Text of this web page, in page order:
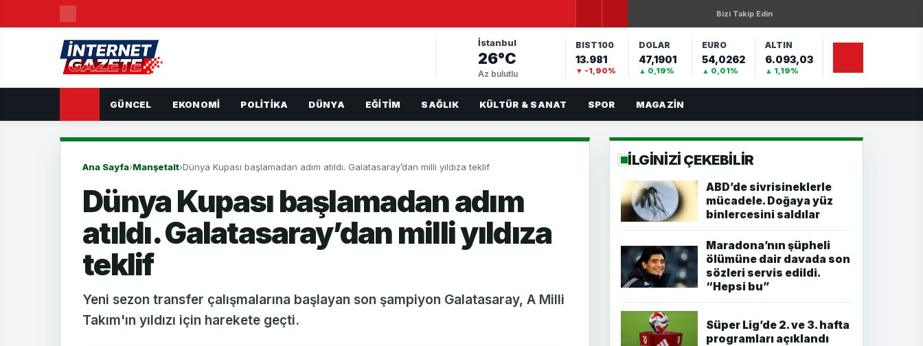
Bizi Takip Edin
İstanbul
26°C
Az bulutlu
BIST100
13.981
▼ -1,90%
DOLAR
47,1901
▲ 0,19%
EURO
54,0262
▲ 0,01%
ALTIN
6.093,03
▲ 1,19%
GÜNCEL EKONOMI POLITIKA DÜNYA EĞITIM SAĞLIK KÜLTÜR & SANAT SPOR MAGAZIN
Ana Sayfa›Manşetalt›Dünya Kupası başlamadan adım atıldı. Galatasaray’dan milli yıldıza teklif
Dünya Kupası başlamadan adım
atıldı. Galatasaray’dan milli yıldıza
teklif
Yeni sezon transfer çalışmalarına başlayan son şampiyon Galatasaray, A Milli
Takım'ın yıldızı için harekete geçti.
İLGİNİZİ ÇEKEBİLİR
ABD’de sivrisineklerle
mücadele. Doğaya yüz
binlercesini saldılar
Maradona’nın şüpheli
ölümüne dair davada son
sözleri servis edildi.
“Hepsi bu”
Süper Lig’de 2. ve 3. hafta
programları açıklandı